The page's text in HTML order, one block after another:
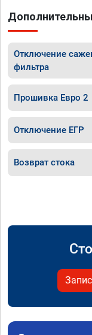
Отключение
фильтра
Прошивка Евро 2
Отключение ЕГР
Возврат стока